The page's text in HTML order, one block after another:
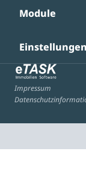
Module
Einstellungen
Impressum